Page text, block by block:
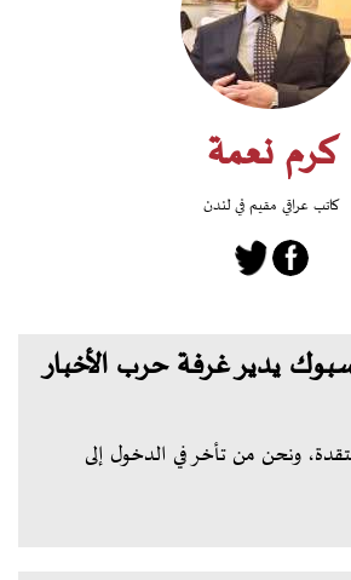
كرم نعمة
كاتب عراقي مقيم في لندن
يدير غرفة حرب الأخبار
ونحن من تأخر في الدخول إلى